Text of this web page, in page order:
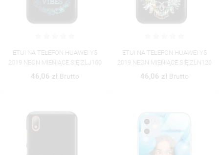
ETUI NA TELEFON HUAWEI Y5
2019 NEON MIENIĄCE SIĘ ZLJ160
46,06 zł Brutto
ETUI NA TELEFON HUAWEI Y5
2019 NEON MIENIĄCE SIĘ ZLN120
46,06 zł Brutto
((CONFIRMMESSAGE))
((TITLE))
((LABEL))
MUSISZ BYĆ ZALOGOWANY BY ZAPISAĆ PRODUKTY NA
SWOJEJ LIŚCIE ŻYCZEŃ.